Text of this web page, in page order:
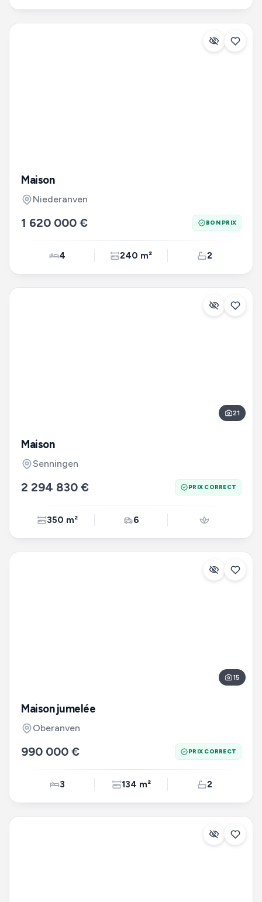
Maison
Niederanven
1 620 000 € BON PRIX
4 240 m² 2
21
Maison
Senningen
2 294 830 € PRIX CORRECT
350 m² 6
15
Maison jumelée
Oberanven
990 000 € PRIX CORRECT
3 134 m² 2